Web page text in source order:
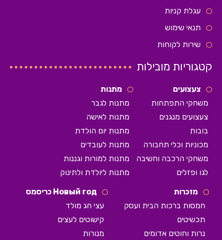
עגלת קניות
תנאי שימוש
שירות לקוחות
קטגוריות מובילות
צעצועים
משחקי התפתחות
צעצועים מנגנים
בובות
מכוניות וכלי תחבורה
משחקי הרכבה וחשיבה
לגו ופזלים
מתנות
מתנות לגבר
מתנות לאישה
מתנות יום הולדת
מתנות לעובדים
מתנות למורות וגננות
מתנות ליולדת ולתינוק
מזכרות
חמסות ברכות הבית ועסק
תכשיטים
נרות וחוטים אדומים
Новый год כריסמס
עצי חג מולד
קישוטים לעצים
מנורות